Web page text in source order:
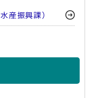
産振興課）